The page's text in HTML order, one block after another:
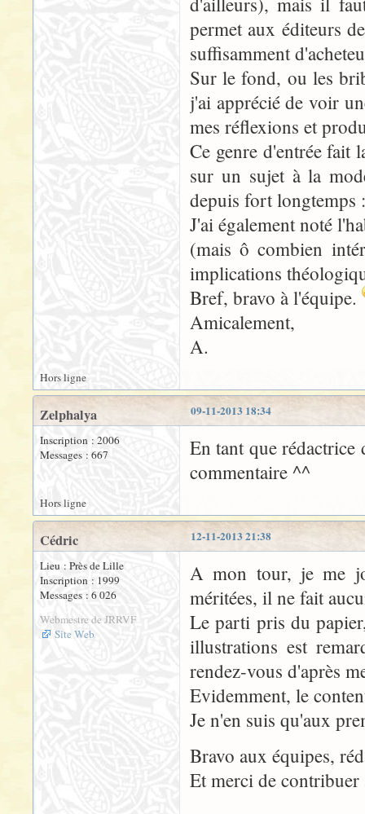
permet aux éditeurs
suffisamment
Sur le fond, ou les
j'ai apprécié de voir
mes réflexions et
Ce genre d'entrée fait
sur un sujet à la
depuis fort longtemps
J'ai également noté
(mais ô combien
implications
Bref, bravo à l'équipe.
Amicalement,
A.
Hors ligne
09-11-2013 18:34
Zelphalya
Inscription : 2006
Messages : 667
En tant que
commentaire ^^
Hors ligne
12-11-2013 21:38
Cédric
Lieu : Près de Lille
Inscription : 1999
Messages : 6 026
Webmestre de JRRVF
Site Web
A mon tour, je me
méritées, il ne fait
Le parti pris du
illustrations est
rendez-vous d'après
Evidemment, le
Je n'en suis qu'aux
Bravo aux équipes,
Et merci de contribuer